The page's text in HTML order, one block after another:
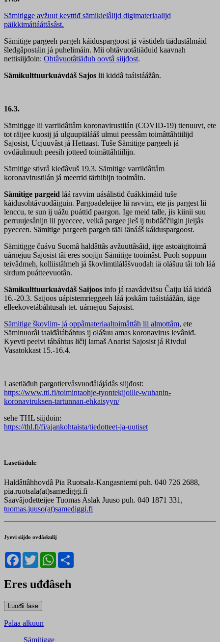
Sämitigge avžuut kevttiđ sämikielâlijd digimateriaalijd
päikkimáttááttâsâst.
Sämitige pargeeh pargeh káiduspargoost já västideh tiäđustâlmáid
šleđgâpostáin já puhelimáin. Mii ohtâvuotâtiäđuid kaavnah
nettisiijđoin: Ohtâvuotâtiäđuh oovtâ siijđost.
Sämikulttuurkuávdáš Sajos lii kiddâ tuáistáážân.
16.3.
Sämitigge lii varriidâttâm koronavirustilán (COVID-19) tienuuvt, ete
tot räijee kuosij já ulguupiälááš ulmui peessâm toimâttâhtiilijd
Sajosist, Ucjuuvâst já Hettaast. Tuše Sämitige pargeeh já
ovdâulmuuh peesih jotteeđ toimâttâhtiilijn.
Sämitige stivrâ kieđâvuš 19.3. Sämitige varriidâttâm
koronavirustilán já meerrid tärhibijn tooimâin.
Sämitige pargeid láá ravvim uásálistiđ čuákkimáid tuše
káidusohtâvuođâiguin. Pargoadeleijee lii ravvim, ete jis pargest lii
lenccu, te sun ij uážu puáttiđ paargon. Ige meid talle, jis kiinii suu
perruujesânijn lii pyeccee, veikâ pargee jieš ij tubdâččiigin jieijâs
pyeccen. Sämitige pargeeh pargeh tääl iänááš káiduspargoost.
Sämitigge čuávu Suomâ haldâttâs avžuuttâsâid, ijge astoäigitoimâ
uárnejuu Sajosist tâi eres soojijn Sämitige tooimâst. Puoh soppum
teivâdmeh, kolliistâlmeh já škovlimtilálâšvuođah iä olášuu tâi toh láá
sirdum puátteevuotân.
Sämikulttuurkuávdáš Saijoos info já raavâdviäsu Čaiju láá kiddâ
16.-20.3. Saijoos uápistemrieggeeh láá joskâm tuáistáážân, iäge
elleekovetábáhtusah tet. uárnejuu Sajosist.
Sämitige škovlim- já oppâmateriaaltoimâttâh lii almottâm, ete
Säminuorâi taaiđâtábáhtus ij olášuu amas koronavirus levâniđ.
Kyevti peeivi tábáhtus ličij lamaš Anarist Sajosist já Rivdul
Vasatokkast 15.-16.4.
Lasetiäđuh pargotiervâsvuođâlájádâs siijđost:
https://www.ttl.fi/toimintaohje-tyontekijoille-wuhanin-
koronaviruksen-tartunnan-ehkaisyyn/
sehe THL siijđoin:
https://thl.fi/fi/ajankohtaista/tiedotteet-ja-uutiset
Lasetiäđuh:
Haldâttâhhovdâ Pia Ruotsala-Kangasniemi puh. 040 726 2688,
pia.ruotsala(at)samediggi.fi
Saavâjođetteijee Tuomas Aslak Juuso puh. 040 1871 331,
tuomas.juuso(at)samediggi.fi
Jyevi siijđo ovdâskulij
Facebook
TwitterWhatsApp
Eres uđđâseh
Palaa alkuun
Sämitigge